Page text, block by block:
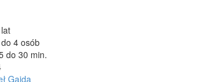
4 osób
do 30 min.
Gajda